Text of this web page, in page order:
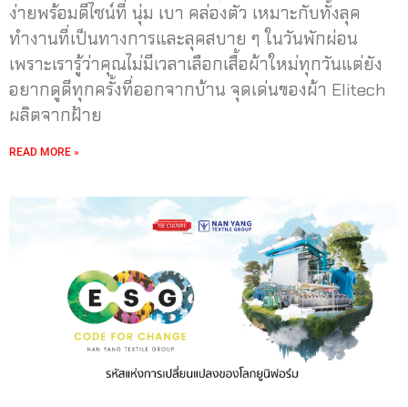
ง่ายพร้อมดีไซน์ที่ นุ่ม เบา คล่องตัว เหมาะกับทั้งลุค
ทำงานที่เป็นทางการและลุคสบาย ๆ ในวันพักผ่อน
เพราะเรารู้ว่าคุณไม่มีเวลาเลือกเสื้อผ้าใหม่ทุกวันแต่ยัง
อยากดูดีทุกครั้งที่ออกจากบ้าน จุดเด่นของผ้า Elitech
ผลิตจากฝ้าย
READ MORE »